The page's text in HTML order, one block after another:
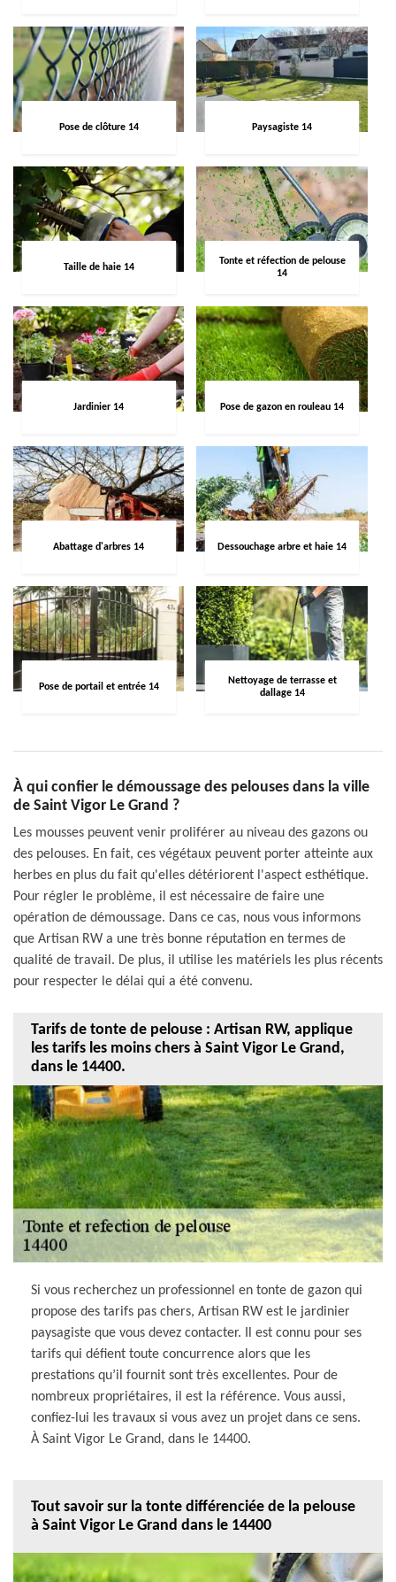
Pose de clôture 14 Paysagiste 14
Taille de haie 14
Tonte et réfection de pelouse
14
Jardinier 14 Pose de gazon en rouleau 14
Abattage d'arbres 14 Dessouchage arbre et haie 14
Pose de portail et entrée 14
Nettoyage de terrasse et
dallage 14
À qui confier le démoussage des pelouses dans la ville
de Saint Vigor Le Grand ?
Les mousses peuvent venir proliférer au niveau des gazons ou
des pelouses. En fait, ces végétaux peuvent porter atteinte aux
herbes en plus du fait qu'elles détériorent l'aspect esthétique.
Pour régler le problème, il est nécessaire de faire une
opération de démoussage. Dans ce cas, nous vous informons
que Artisan RW a une très bonne réputation en termes de
qualité de travail. De plus, il utilise les matériels les plus récents
pour respecter le délai qui a été convenu.
Tarifs de tonte de pelouse : Artisan RW, applique
les tarifs les moins chers à Saint Vigor Le Grand,
dans le 14400.
Si vous recherchez un professionnel en tonte de gazon qui
propose des tarifs pas chers, Artisan RW est le jardinier
paysagiste que vous devez contacter. Il est connu pour ses
tarifs qui défient toute concurrence alors que les
prestations qu’il fournit sont très excellentes. Pour de
nombreux propriétaires, il est la référence. Vous aussi,
confiez-lui les travaux si vous avez un projet dans ce sens.
À Saint Vigor Le Grand, dans le 14400.
Tout savoir sur la tonte différenciée de la pelouse
à Saint Vigor Le Grand dans le 14400